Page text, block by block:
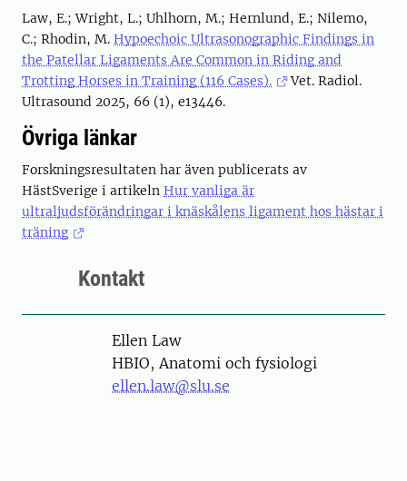
Law, E.; Wright, L.; Uhlhorn, M.; Hernlund, E.; Nilemo,
C.; Rhodin, M. Hypoechoic Ultrasonographic Findings in
the Patellar Ligaments Are Common in Riding and
Trotting Horses in Training (116 Cases).
Vet. Radiol.
Ultrasound 2025, 66 (1), e13446.
Övriga länkar
Forskningsresultaten har även publicerats av
HästSverige i artikeln Hur vanliga är
ultraljudsförändringar i knäskålens ligament hos hästar i
träning
Kontakt
PersonEllen Law
HBIO, Anatomi och fysiologi
ellen.law@slu.se